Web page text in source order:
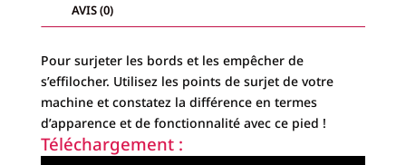
AVIS (0)
Pour surjeter les bords et les empêcher de
s’effilocher. Utilisez les points de surjet de votre
machine et constatez la différence en termes
d’apparence et de fonctionnalité avec ce pied !
Téléchargement :